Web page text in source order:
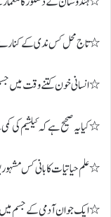
٭ تاج محل کس ندی کے
٭ انسانی خون کتنے وقت میں
٭ کیا یہ صحیح ہے کہ کیلشیم کی
٭ علم حیاتیات کا بانی کس مشہور
٭ ایک جوان آدمی کے جسم میں